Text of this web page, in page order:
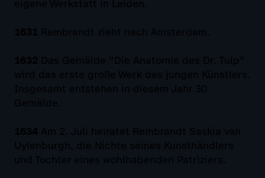
eigene Werkstatt in Leiden.
1631 Rembrandt zieht nach Amsterdam.
1632 Das Gemälde "Die Anatomie des Dr. Tulp"
wird das erste große Werk des jungen Künstlers.
Insgesamt entstehen in diesem Jahr 30
Gemälde.
1634 Am 2. Juli heiratet Rembrandt Saskia van
Uylenburgh, die Nichte seines Kunsthändlers
und Tochter eines wohlhabenden Patriziers.